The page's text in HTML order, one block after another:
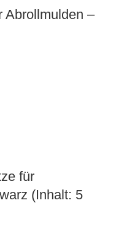
Abrollmulden –
für
(Inhalt: 5